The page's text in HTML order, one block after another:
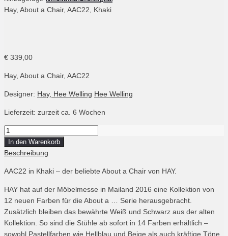
Hay, About a Chair, AAC22, Khaki
€ 339,00
Hay, About a Chair, AAC22
Designer: Hay, Hee Welling Hee Welling
Lieferzeit: zurzeit ca. 6 Wochen
Menge
Hay,
About
Chair,
AAC22,
Khaki
In den Warenkorb
Beschreibung
AAC22 in Khaki – der beliebte About a Chair von HAY.
HAY hat auf der Möbelmesse in Mailand 2016 eine Kollektion von
12 neuen Farben für die About a … Serie herausgebracht.
Zusätzlich bleiben das bewährte Weiß und Schwarz aus der alten
Kollektion. So sind die Stühle ab sofort in 14 Farben erhältlich –
sowohl Pastellfarben wie Hellblau und Beige als auch kräftige Töne